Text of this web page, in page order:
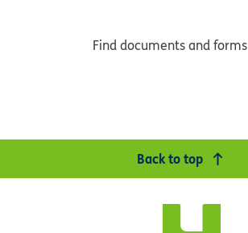
Find documents and forms
Back to top